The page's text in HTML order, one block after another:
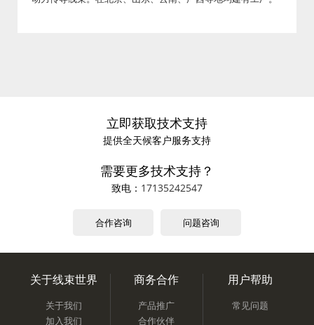
立即获取技术支持
提供全天候客户服务支持
需要更多技术支持？
致电： 17135242547
合作咨询 问题咨询
关于线束世界
关于我们
加入我们
商务合作
产品推广
合作伙伴
用户帮助
常见问题